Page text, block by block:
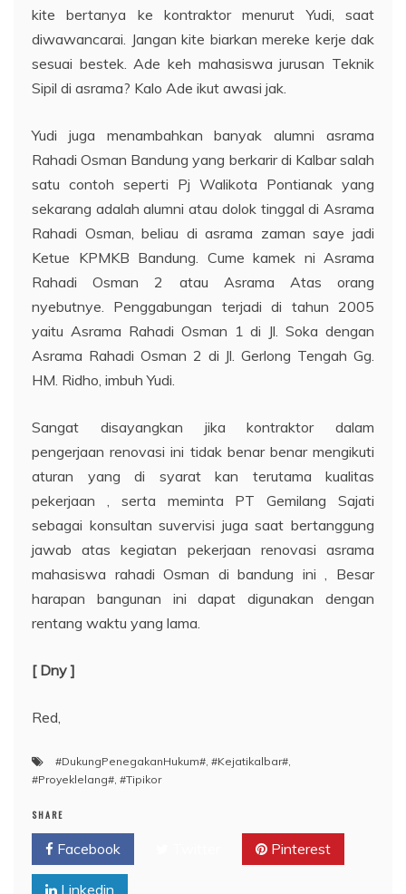
kite bertanya ke kontraktor menurut Yudi, saat
diwawancarai. Jangan kite biarkan mereke kerje dak
sesuai bestek. Ade keh mahasiswa jurusan Teknik
Sipil di asrama? Kalo Ade ikut awasi jak.
Yudi juga menambahkan banyak alumni asrama
Rahadi Osman Bandung yang berkarir di Kalbar salah
satu contoh seperti Pj Walikota Pontianak yang
sekarang adalah alumni atau dolok tinggal di Asrama
Rahadi Osman, beliau di asrama zaman saye jadi
Ketue KPMKB Bandung. Cume kamek ni Asrama
Rahadi Osman 2 atau Asrama Atas orang
nyebutnye. Penggabungan terjadi di tahun 2005
yaitu Asrama Rahadi Osman 1 di Jl. Soka dengan
Asrama Rahadi Osman 2 di Jl. Gerlong Tengah Gg.
HM. Ridho, imbuh Yudi.
Sangat disayangkan jika kontraktor dalam
pengerjaan renovasi ini tidak benar benar mengikuti
aturan yang di syarat kan terutama kualitas
pekerjaan , serta meminta PT Gemilang Sajati
sebagai konsultan suvervisi juga saat bertanggung
jawab atas kegiatan pekerjaan renovasi asrama
mahasiswa rahadi Osman di bandung ini , Besar
harapan bangunan ini dapat digunakan dengan
rentang waktu yang lama.
[ Dny ]
Red,
#DukungPenegakanHukum# #Kejatikalbar#
#Proyeklelang# #Tipikor
SHARE
Facebook Pinterest
Linkedin